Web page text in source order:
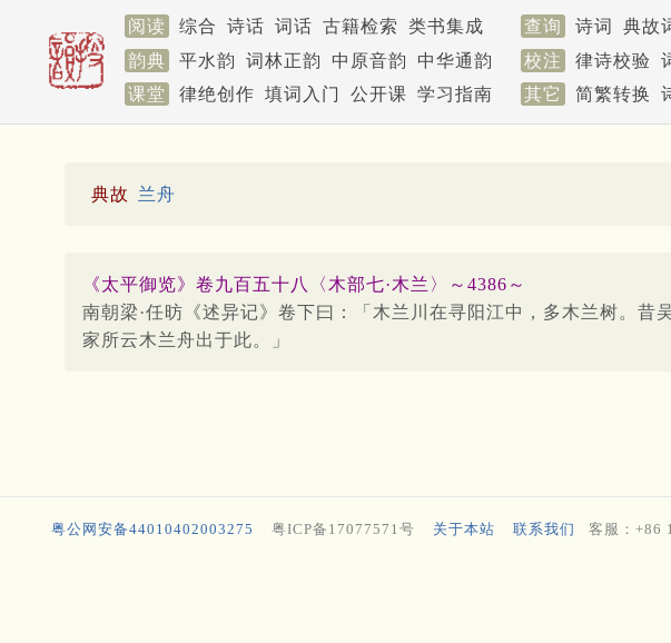
阅读 综合 诗话 词话 古籍检索 类书集成 查询 诗词 典故
韵典
平水韵 词林正韵 中原音韵 中华通韵 校注 律诗校验
课堂
律绝创作 填词入门 公开课 学习指南 其它 简繁转换
典故 兰舟
《太平御览》卷九百五十八〈木部七·木兰〉～4386～
南朝梁·任昉《述异记》卷下曰：「木兰川在寻阳江中，多木兰树。
家所云木兰舟出于此。」
粤公网安备44010402003275 粤ICP备17077571号 关于本站 联系我们 客服：+86